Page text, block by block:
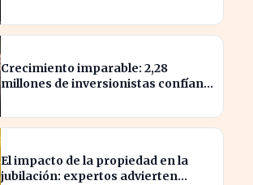
Crecimiento imparable: 2,28
millones de inversionistas confían
billones
El impacto de la propiedad en la
jubilación: expertos advierten